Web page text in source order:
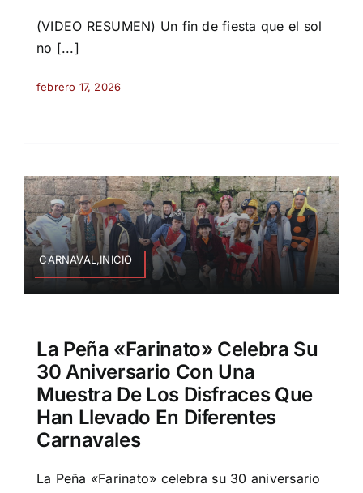
(VIDEO RESUMEN) Un fin de fiesta que el sol
no [...]
febrero 17, 2026
CARNAVAL,INICIO
La Peña «Farinato» Celebra Su
30 Aniversario Con Una
Muestra De Los Disfraces Que
Han Llevado En Diferentes
Carnavales
La Peña «Farinato» celebra su 30 aniversario